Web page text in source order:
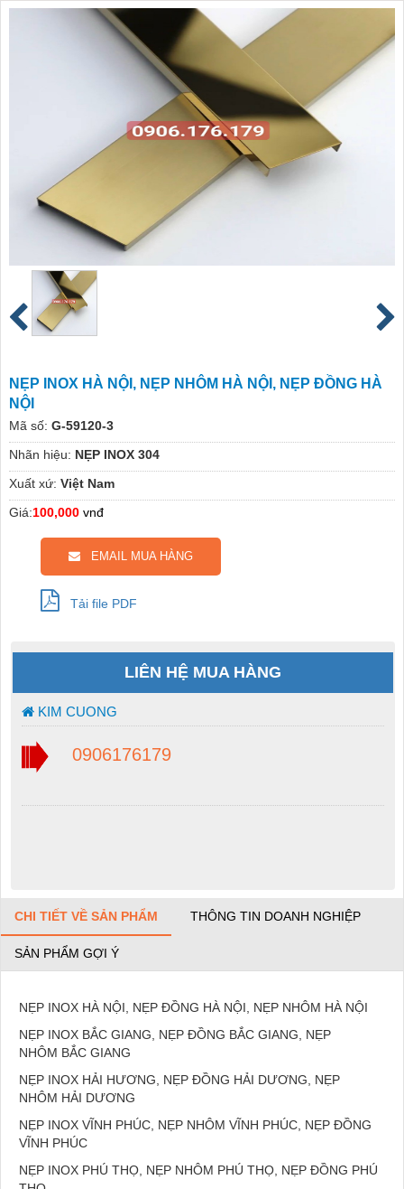
NẸP INOX HÀ NỘI, NẸP NHÔM HÀ NỘI, NẸP ĐỒNG HÀ
NỘI
Mã số: G-59120-3
Nhãn hiệu: NẸP INOX 304
Xuất xứ: Việt Nam
Giá:100,000 vnđ
EMAIL MUA HÀNG
Tải file PDF
LIÊN HỆ MUA HÀNG
KIM CUONG
0906176179
CHI TIẾT VỀ SẢN PHẨM THÔNG TIN DOANH NGHIỆP
SẢN PHẨM GỢI Ý
NẸP INOX HÀ NỘI, NẸP ĐỒNG HÀ NỘI, NẸP NHÔM HÀ NỘI
NẸP INOX BẮC GIANG, NẸP ĐỒNG BẮC GIANG, NẸP
NHÔM BẮC GIANG
NẸP INOX HẢI HƯƠNG, NẸP ĐỒNG HẢI DƯƠNG, NẸP
NHÔM HẢI DƯƠNG
NẸP INOX VĨNH PHÚC, NẸP NHÔM VĨNH PHÚC, NẸP ĐỒNG
VĨNH PHÚC
NẸP INOX PHÚ THỌ, NẸP NHÔM PHÚ THỌ, NẸP ĐỒNG PHÚ